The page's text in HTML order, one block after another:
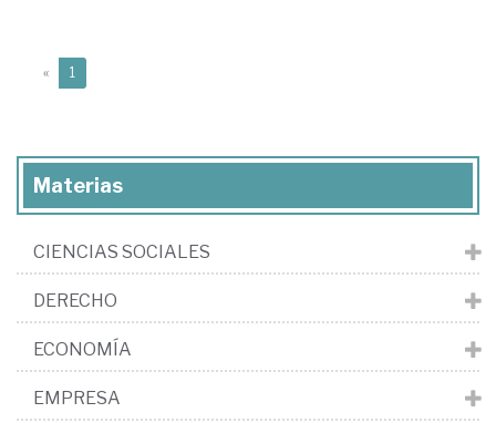
« 1
Materias
CIENCIAS SOCIALES
DERECHO
ECONOMÍA
EMPRESA